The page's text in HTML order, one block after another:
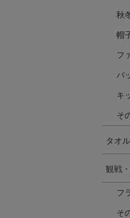
秋
帽
フ
バ
キ
そ
タオ
観戦
フ
そ